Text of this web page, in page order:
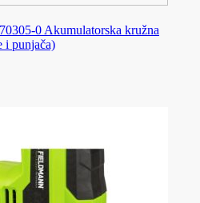
0 Akumulatorska kružna
i punjača)